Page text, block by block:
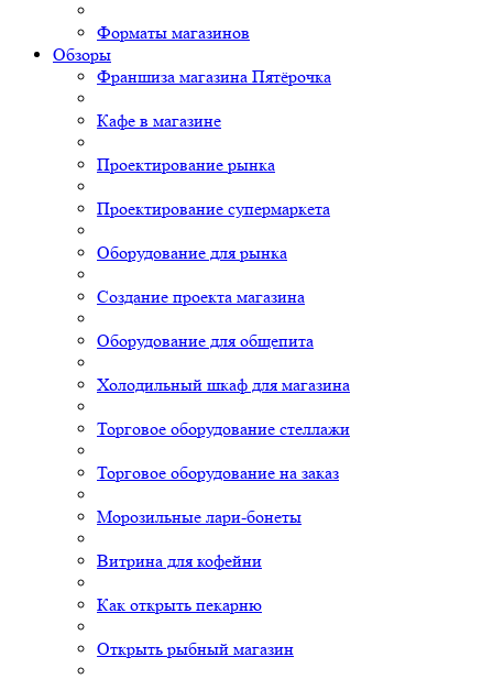
Форматы магазинов
Обзоры
Франшиза магазина Пятёрочка
Кафе в магазине
Проектирование рынка
Проектирование супермаркета
Оборудование для рынка
Создание проекта магазина
Оборудование для общепита
Холодильный шкаф для магазина
Торговое оборудование стеллажи
Торговое оборудование на заказ
Морозильные лари-бонеты
Витрина для кофейни
Как открыть пекарню
Открыть рыбный магазин